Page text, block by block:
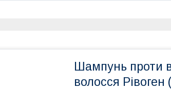
Шампунь проти
волосся